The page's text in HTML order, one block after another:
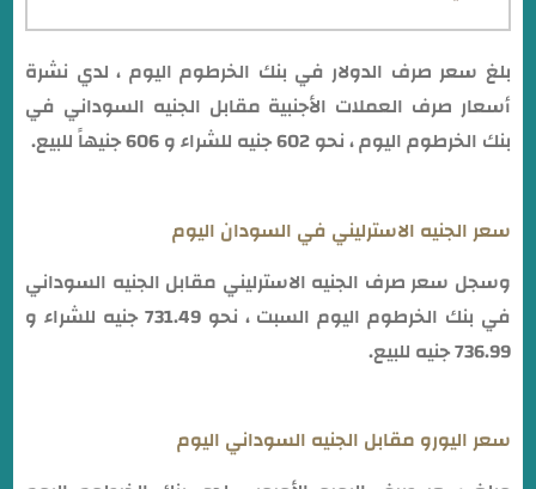
بلغ سعر صرف الدولار في بنك الخرطوم اليوم ، لدي نشرة
أسعار صرف العملات الأجنبية مقابل الجنيه السوداني في
بنك الخرطوم اليوم ، نحو 602 جنيه للشراء و 606 جنيهاً للبيع.
سعر الجنيه الاسترليني في السودان اليوم
وسجل سعر صرف الجنيه الاسترليني مقابل الجنيه السوداني
في بنك الخرطوم اليوم السبت ، نحو 731.49 جنيه للشراء و
736.99 جنيه للبيع.
سعر اليورو مقابل الجنيه السوداني اليوم